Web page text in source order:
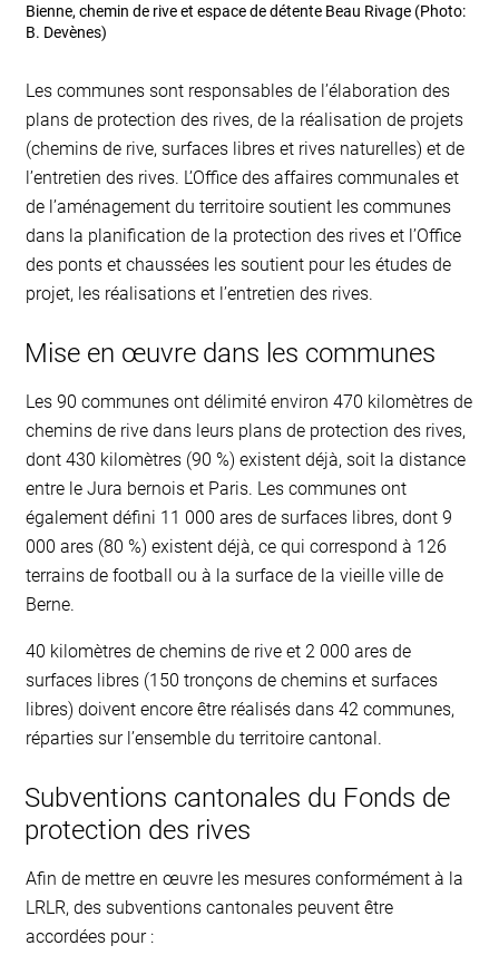
Bienne, chemin de rive et espace de détente Beau Rivage (Photo:
B. Devènes)
Les communes sont responsables de l’élaboration des
plans de protection des rives, de la réalisation de projets
(chemins de rive, surfaces libres et rives naturelles) et de
l’entretien des rives. L’Office des affaires communales et
de l’aménagement du territoire soutient les communes
dans la planification de la protection des rives et l’Office
des ponts et chaussées les soutient pour les études de
projet, les réalisations et l’entretien des rives.
Mise en œuvre dans les communes
Les 90 communes ont délimité environ 470 kilomètres de
chemins de rive dans leurs plans de protection des rives,
dont 430 kilomètres (90 %) existent déjà, soit la distance
entre le Jura bernois et Paris. Les communes ont
également défini 11 000 ares de surfaces libres, dont 9
000 ares (80 %) existent déjà, ce qui correspond à 126
terrains de football ou à la surface de la vieille ville de
Berne.
40 kilomètres de chemins de rive et 2 000 ares de
surfaces libres (150 tronçons de chemins et surfaces
libres) doivent encore être réalisés dans 42 communes,
réparties sur l’ensemble du territoire cantonal.
Subventions cantonales du Fonds de
protection des rives
Afin de mettre en œuvre les mesures conformément à la
LRLR, des subventions cantonales peuvent être
accordées pour :